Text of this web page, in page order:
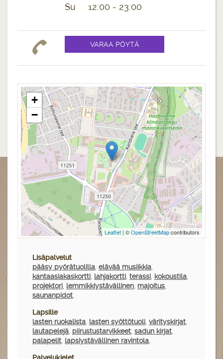
Su 12:00 - 23:00
+
−
Leaflet| ©OpenStreetMapcontributors
Lisäpalvelut
pääsy pyörätuolilla, elävää musiikkia,
kantaasiakaskortti, lahjakortti, terassi, kokoustila,
projektori, lemmikkiystävällinen, majoitus,
saunanpidot,
Lapsille
lasten ruokalista, lasten syöttötuoli, värityskirjat,
lautapelejä, piirustustarvikkeet, sadun kirjat,
palapelit, lapsiystävällinen ravintola,